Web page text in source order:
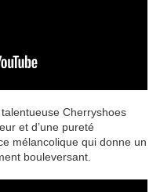
Cherryshoes
et d’une pureté
mélancolique qui donne un
bouleversant.